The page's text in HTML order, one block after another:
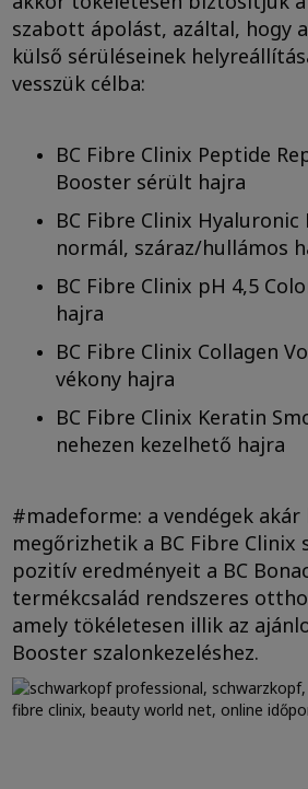
szabott ápolást, azáltal, hogy
külső sérüléseinek
vesszük célba:
BC Fibre Clinix Peptide
Booster sérült hajra
BC Fibre Clinix
normál, száraz/hullámos
BC Fibre Clinix pH 4,5
hajra
BC Fibre Clinix Collagen
vékony hajra
BC Fibre Clinix Keratin
nehezen kezelhető hajra
#madeforme: a vendégek
megőrizhetik a BC Fibre Clinix
pozitív eredményeit a BC
termékcsalád rendszeres
amely tökéletesen illik az
Booster szalonkezeléshez.